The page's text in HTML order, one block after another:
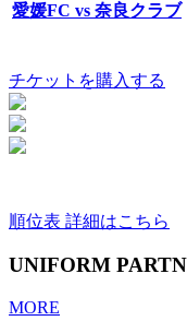
愛媛FC vs 奈良クラブ
チケットを購入する
順位表 詳細はこちら
UNIFORM
MORE